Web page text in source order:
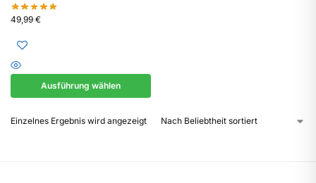
49,99 €
Ausführung wählen
Einzelnes Ergebnis wird angezeigt